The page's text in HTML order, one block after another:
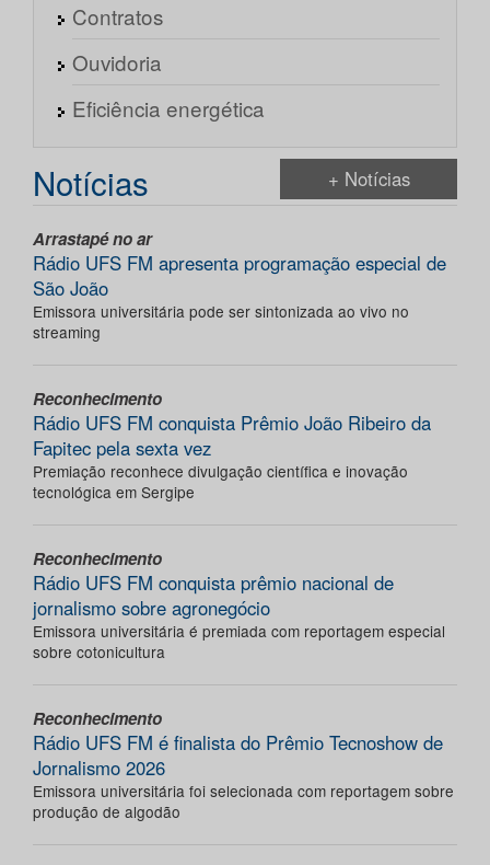
Contratos
Ouvidoria
Eficiência energética
Notícias + Notícias
Arrastapé no ar
Rádio UFS FM apresenta programação especial de
São João
Emissora universitária pode ser sintonizada ao vivo no
streaming
Reconhecimento
Rádio UFS FM conquista Prêmio João Ribeiro da
Fapitec pela sexta vez
Premiação reconhece divulgação científica e inovação
tecnológica em Sergipe
Reconhecimento
Rádio UFS FM conquista prêmio nacional de
jornalismo sobre agronegócio
Emissora universitária é premiada com reportagem especial
sobre cotonicultura
Reconhecimento
Rádio UFS FM é finalista do Prêmio Tecnoshow de
Jornalismo 2026
Emissora universitária foi selecionada com reportagem sobre
produção de algodão